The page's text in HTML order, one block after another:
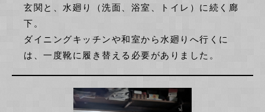
玄関と、水廻り（洗面、浴室、トイレ）に続く廊
下。
ダイニングキッチンや和室から水廻りへ行くに
は、一度靴に履き替える必要がありました。